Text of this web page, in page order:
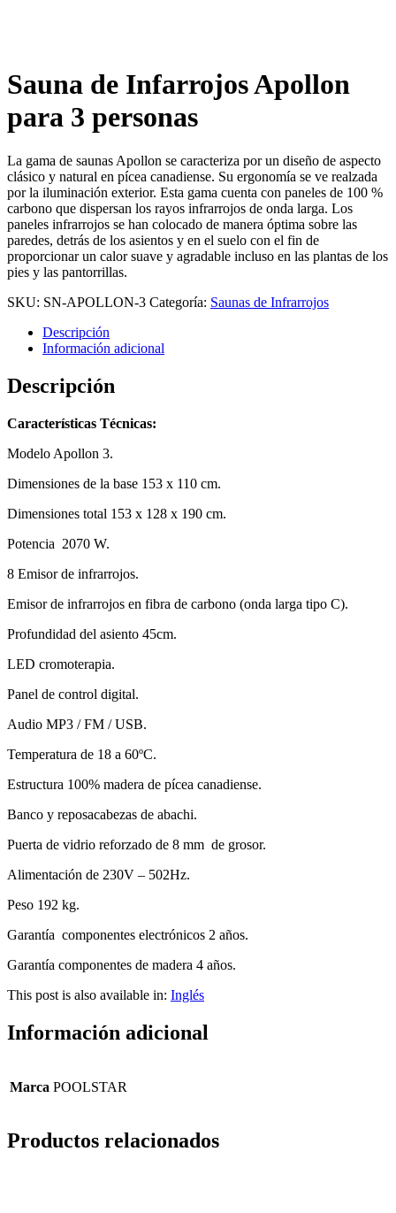
Sauna de Infarrojos Apollon
para 3 personas
La gama de saunas Apollon se caracteriza por un diseño de aspecto
clásico y natural en pícea canadiense. Su ergonomía se ve realzada
por la iluminación exterior. Esta gama cuenta con paneles de 100 %
carbono que dispersan los rayos infrarrojos de onda larga. Los
paneles infrarrojos se han colocado de manera óptima sobre las
paredes, detrás de los asientos y en el suelo con el fin de
proporcionar un calor suave y agradable incluso en las plantas de los
pies y las pantorrillas.
SKU: SN-APOLLON-3 Categoría: Saunas de Infrarrojos
Descripción
Información adicional
Descripción
Características Técnicas:
Modelo Apollon 3.
Dimensiones de la base 153 x 110 cm.
Dimensiones total 153 x 128 x 190 cm.
Potencia 2070 W.
8 Emisor de infrarrojos.
Emisor de infrarrojos en fibra de carbono (onda larga tipo C).
Profundidad del asiento 45cm.
LED cromoterapia.
Panel de control digital.
Audio MP3 / FM / USB.
Temperatura de 18 a 60ºC.
Estructura 100% madera de pícea canadiense.
Banco y reposacabezas de abachi.
Puerta de vidrio reforzado de 8 mm de grosor.
Alimentación de 230V – 502Hz.
Peso 192 kg.
Garantía componentes electrónicos 2 años.
Garantía componentes de madera 4 años.
This post is also available in: Inglés
Información adicional
Marca POOLSTAR
Productos relacionados